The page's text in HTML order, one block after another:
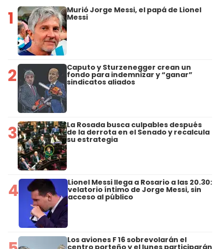
1 Murió Jorge Messi, el papá de Lionel
Messi
2 Caputo y Sturzenegger crean un
fondo para indemnizar y “ganar”
sindicatos aliados
3 La Rosada busca culpables después
de la derrota en el Senado y recalcula
su estrategia
4 Lionel Messi llega a Rosario a las 20.30:
velatorio íntimo de Jorge Messi, sin
acceso al público
Los aviones F 16 sobrevolarán el
centro porteño y el lunes participarán